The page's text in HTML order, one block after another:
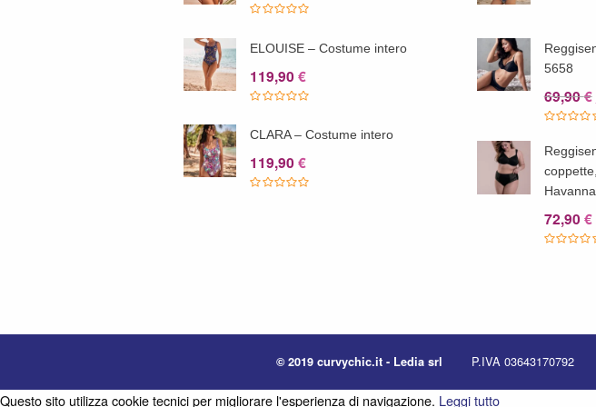
ELOUISE – Costume intero
119,90€
CLARA – Costume intero
119,90€
5658
69,90€
72,90 €
© 2019 curvychic.it - Ledia srl P.IVA 03643170792
Questo sito utilizza cookie tecnici per migliorare l'esperienza di navigazione. Leggi tutto